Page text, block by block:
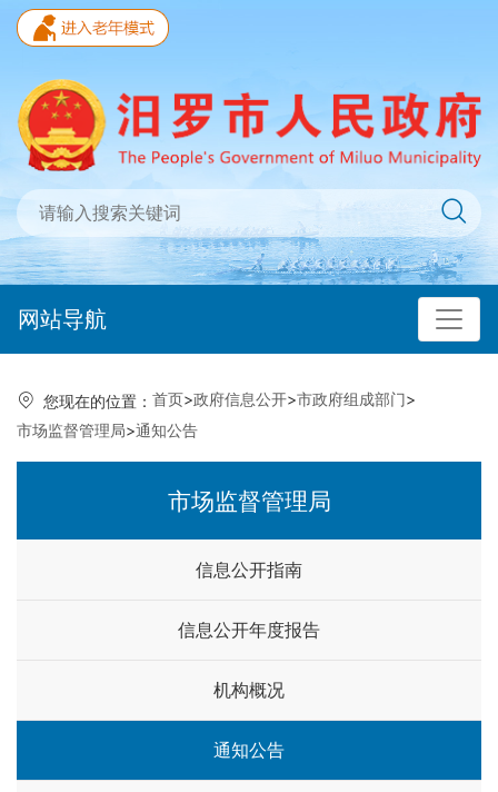
网站导航
您现在的位置： 首页>政府信息公开>市政府组成部门>
市场监督管理局>通知公告
市场监督管理局
信息公开指南
信息公开年度报告
机构概况
通知公告